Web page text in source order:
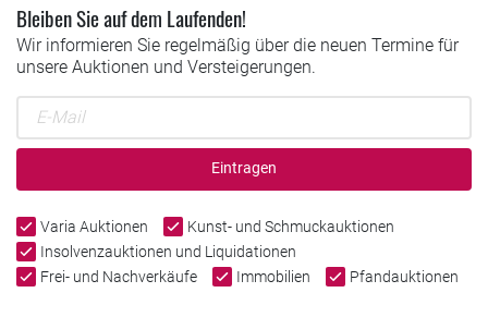
Bleiben Sie auf dem Laufenden!
Wir informieren Sie regelmäßig über die neuen Termine für
unsere Auktionen und Versteigerungen.
Eintragen
Varia Auktionen
Kunst- und Schmuckauktionen
Insolvenzauktionen und Liquidationen
Frei- und Nachverkäufe
Immobilien Pfandauktionen